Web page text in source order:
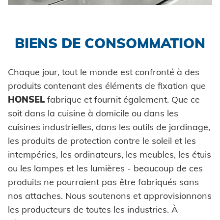
Pièces auto-sertissables
Coils
Rondelles à griffes
Entretoises
Bagues
Rivets industriels
Pièces spéciales
Automation
Pose pièces auto-sertissables
Honsel France
Automobile
Assurance qualité
Prêt pour la livraison
Carrosseries de voitures
Construction d'usine
Construction de véhicules
Maritime
Biens de consommation
ingénierie mécanique
Énergie renouvelable
E-Mobility
BIENS DE CONSOMMATION
Chaque jour, tout le monde est confronté à des
produits contenant des éléments de fixation que
HONSEL fabrique et fournit également. Que ce
soit dans la cuisine à domicile ou dans les
cuisines industrielles, dans les outils de jardinage,
les produits de protection contre le soleil et les
intempéries, les ordinateurs, les meubles, les étuis
ou les lampes et les lumières - beaucoup de ces
produits ne pourraient pas être fabriqués sans
nos attaches. Nous soutenons et approvisionnons
les producteurs de toutes les industries. À